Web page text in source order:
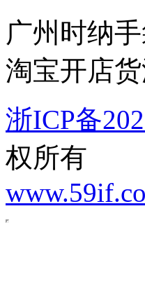
广州时纳
淘宝开店
浙ICP备
权所有